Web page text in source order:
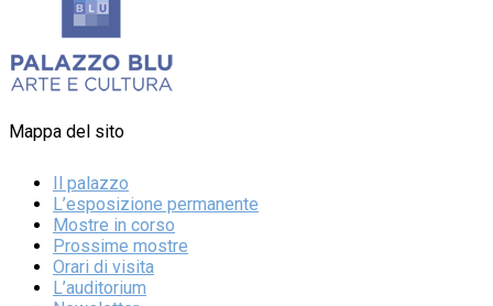
Mappa del sito
Il palazzo
L’esposizione permanente
Mostre in corso
Prossime mostre
Orari di visita
L’auditorium